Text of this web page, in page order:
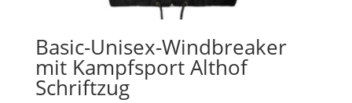
Basic-Unisex-Windbreaker
mit Kampfsport Althof
Schriftzug